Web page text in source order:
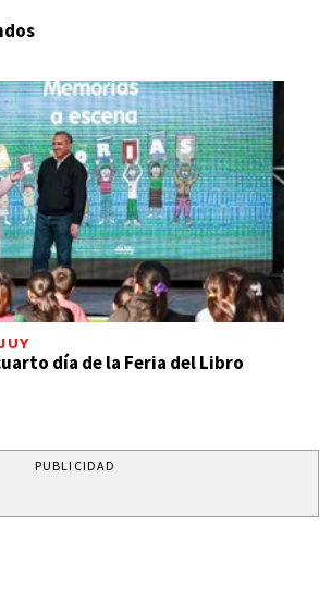
día de la Feria del Libro
PUBLICIDAD